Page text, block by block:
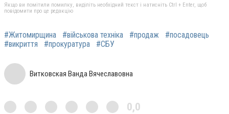
Якщо ви помітили помилку, виділіть необхідний текст і натисніть Ctrl + Enter, щоб
повідомити про це редакцію
#Житомирщина #військова техніка #продаж
#посадовець
#викриття
#прокуратура #СБУ
Витковская Ванда Вячеславовна
0,0